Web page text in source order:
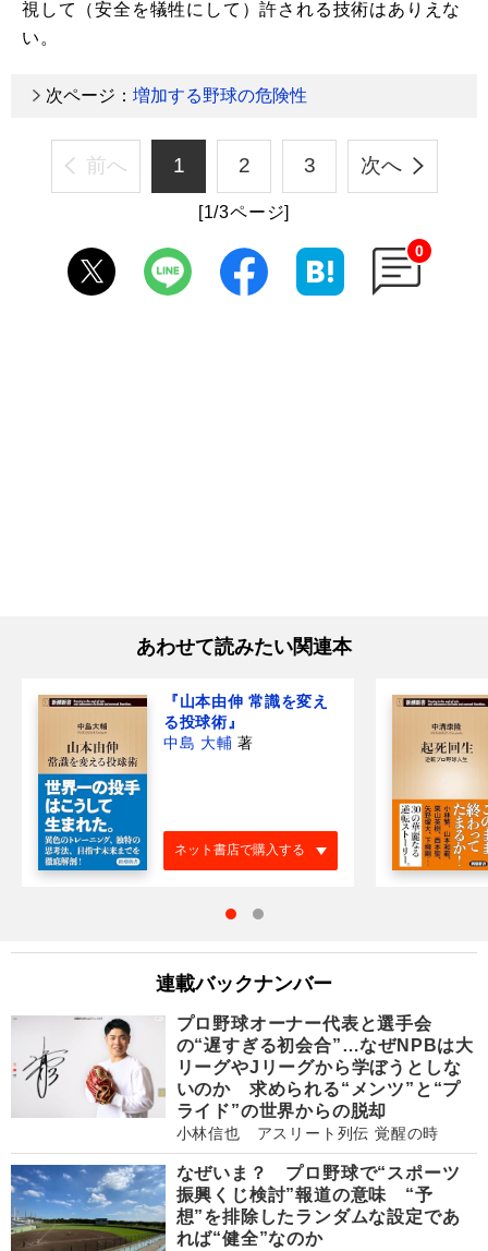
視して（安全を犠牲にして）許される技術はありえな
い。
次ページ： 増加する野球の危険性
前へ 1 2 3 次へ
[1/3ページ]
0
あわせて読みたい関連本
『山本由伸 常識を変え
る投球術』
中島 大輔 著
ネット書店で購入する
連載バックナンバー
プロ野球オーナー代表と選手会
の“遅すぎる初会合”…なぜNPBは大
リーグやJリーグから学ぼうとしな
いのか 求められる“メンツ”と“プ
ライド”の世界からの脱却
小林信也 アスリート列伝 覚醒の時
なぜいま？ プロ野球で“スポーツ
振興くじ検討”報道の意味 “予
想”を排除したランダムな設定であ
れば“健全”なのか